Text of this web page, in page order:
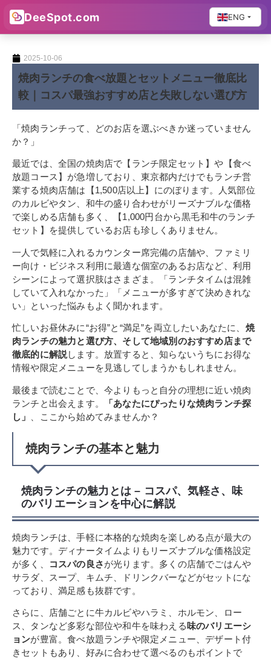
DeeSpot.com ENG
2025-10-06
焼肉ランチの食べ放題とセットメニュー徹底比
較｜コスパ最強おすすめ店と失敗しない選び方
「焼肉ランチって、どのお店を選ぶべきか迷っていません
か？」
最近では、全国の焼肉店で【ランチ限定セット】や【食べ
放題コース】が急増しており、東京都内だけでもランチ営
業する焼肉店舗は【1,500店以上】にのぼります。人気部位
のカルビやタン、和牛の盛り合わせがリーズナブルな価格
で楽しめる店舗も多く、【1,000円台から黒毛和牛のランチ
セット】を提供しているお店も珍しくありません。
一人で気軽に入れるカウンター席完備の店舗や、ファミリ
ー向け・ビジネス利用に最適な個室のあるお店など、利用
シーンによって選択肢はさまざま。「ランチタイムは混雑
していて入れなかった」「メニューが多すぎて決めきれな
い」といった悩みもよく聞かれます。
忙しいお昼休みに“お得”と“満足”を両立したいあなたに、 焼
肉ランチの魅力と選び方、そして地域別のおすすめ店まで
徹底的に解説します。放置すると、知らないうちにお得な
情報や限定メニューを見逃してしまうかもしれません。
最後まで読むことで、今よりもっと自分の理想に近い焼肉
ランチと出会えます。
「あなたにぴったりな焼肉ランチ探
し」
、ここから始めてみませんか？
焼肉ランチの基本と魅力
焼肉ランチの魅力とは – コスパ、気軽さ、味
のバリエーションを中心に解説
焼肉ランチは、手軽に本格的な焼肉を楽しめる点が最大の
魅力です。ディナータイムよりもリーズナブルな価格設定
が多く、
コスパの良さが光ります。多くの店舗でごはんや
サラダ、スープ、キムチ、ドリンクバーなどがセットにな
っており、満足感も抜群です。
さらに、店舗ごとに牛カルビやハラミ、ホルモン、ロー
ス、タンなど多彩な部位や和牛を味わえる味のバリエーシ
ョンが豊富。食べ放題ランチや限定メニュー、デザート付
きセットもあり、好みに合わせて選べるのもポイントで